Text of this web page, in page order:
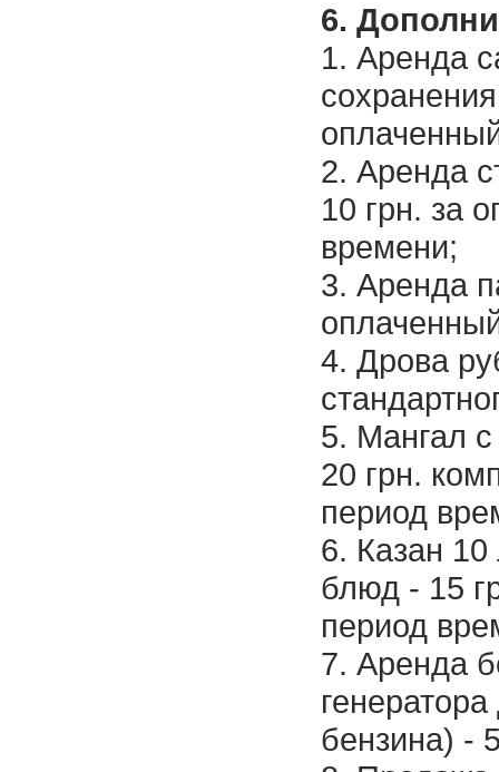
6.
1. Аренда
2. Аренда
10 грн. за
времени;
3. Аренда
4. Дрова
5. Мангал
20 грн.
период
6. Казан 10
блюд - 15
период
7. Аренда
бензина) -